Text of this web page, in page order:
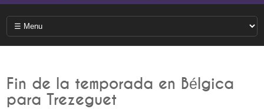
Fin de la temporada en Bélgica
para Trezeguet